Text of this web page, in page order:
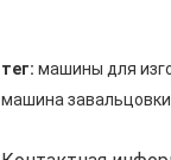
тег: машины для
машина